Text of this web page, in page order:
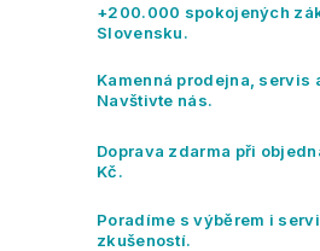
+200.000 spokojených
Slovensku.
Kamenná prodejna, servis
Navštivte nás.
Doprava zdarma při
Kč.
Poradíme s výběrem i
zkušeností.